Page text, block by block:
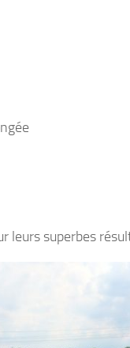
leurs superbes